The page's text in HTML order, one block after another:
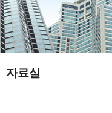
자료실